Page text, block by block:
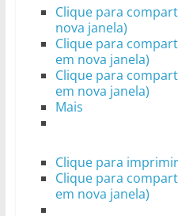
Clique para
nova janela)
Clique para
em nova janela)
Clique para
em nova janela)
Mais
Clique para
Clique para
em nova janela)